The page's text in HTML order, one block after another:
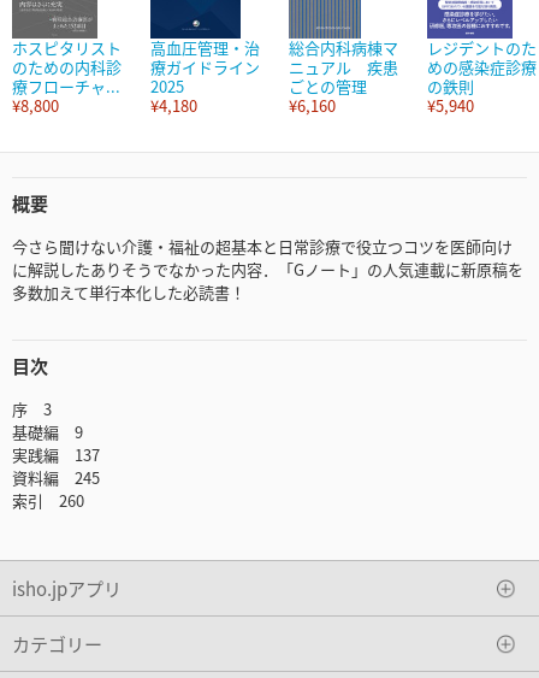
ホスピタリスト
のための内科診
療フローチャ...
¥8,800
高血圧管理・治
療ガイドライン
2025
¥4,180
総合内科病棟マ
ニュアル 疾患
ごとの管理
¥6,160
レジデントのた
めの感染症診療
の鉄則
¥5,940
概要
今さら聞けない介護・福祉の超基本と日常診療で役立つコツを医師向け
に解説したありそうでなかった内容．「Gノート」の人気連載に新原稿を
多数加えて単行本化した必読書！
目次
序 3
基礎編 9
実践編 137
資料編 245
索引 260
isho.jpアプリ
カテゴリー